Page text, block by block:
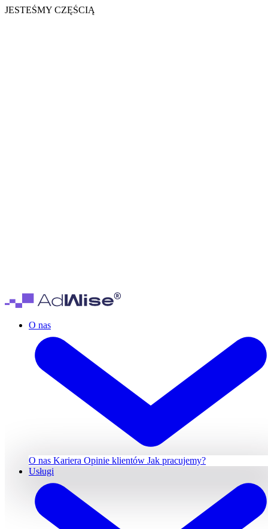
JESTEŚMY CZĘŚCIĄ
O nas
O nas Kariera Opinie klientów Jak pracujemy?
Usługi